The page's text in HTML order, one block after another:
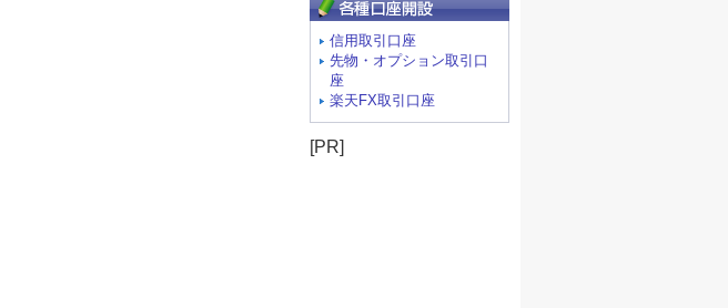
信用取引口座
先物・オプション取引口
座
楽天FX取引口座
[PR]